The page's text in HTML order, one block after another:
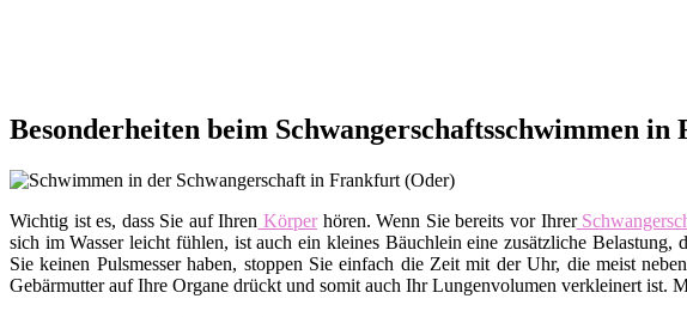
Besonderheiten beim Schwangerschaftsschwimmen
Wichtig ist es, dass Sie auf Ihren Körperhören. Wenn Sie bereits vor Ihrer
sich im Wasser leicht fühlen, ist auch ein kleines Bäuchlein eine zusätzliche
Sie keinen Pulsmesser haben, stoppen Sie einfach die Zeit mit der Uhr, die meist
Gebärmutter auf Ihre Organe drückt und somit auch Ihr Lungenvolumen verkleinert ist.